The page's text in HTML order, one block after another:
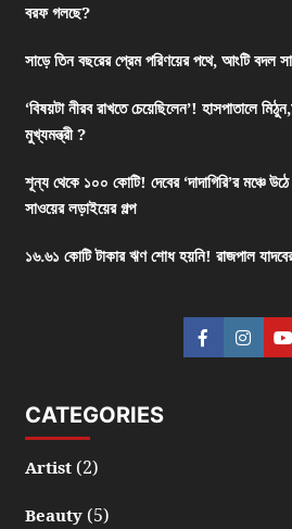
বরফ গলছে?
সাড়ে তিন বছরের প্রেম পরিণয়ের পথে, আংটি বদল
‘বিষয়টা নীরব রাখতে চেয়েছিলেন’! হাসপাতালে
মুখ্যমন্ত্রী ?
শূন্য থেকে ১০০ কোটি! দেবের ‘দাদাগিরি’র মঞ্চে
সাওয়ের লড়াইয়ের গল্প
১৬.৬১ কোটি টাকার ঋণ শোধ হয়নি! রাজপাল
CATEGORIES
Artist(2)
Beauty(5)